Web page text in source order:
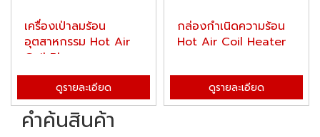
เครื่องเป่าลมร้อน
อุตสาหกรรม Hot Air
Coil Blow...
ดูรายละเอียด
กล่องกำเนิดความร้อน
Hot Air Coil Heater
ดูรายละเอียด
คำค้นสินค้า